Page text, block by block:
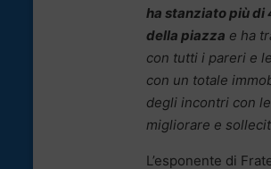
ha stanziato più di
della piazza e ha
con tutti i pareri e
con un totale
degli incontri con
migliorare e
L’esponente di